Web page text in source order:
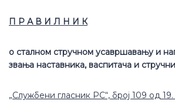
П Р А В И Л Н И К
о сталном стручном усавршавању и
звања наставника, васпитача и
„Службени гласник РС“, број 109 од